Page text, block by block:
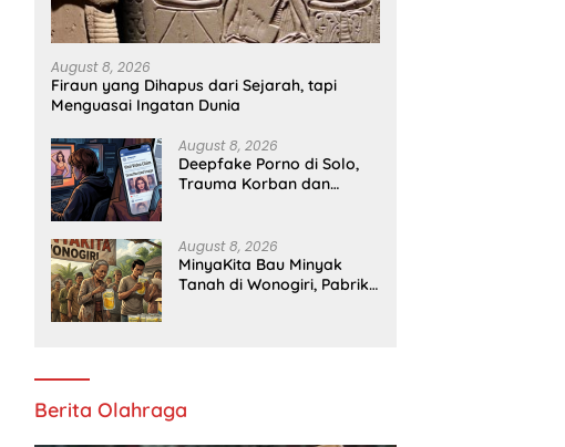
August 8, 2026
Firaun yang Dihapus dari Sejarah, tapi
Menguasai Ingatan Dunia
August 8, 2026
Deepfake Porno di Solo,
Trauma Korban dan
August 8, 2026
MinyaKita Bau Minyak
Tanah di Wonogiri, Pabrik
Berita Olahraga